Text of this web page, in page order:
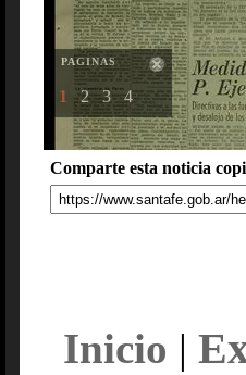
PAGINAS
1 2 3 4
Comparte esta noticia
Inicio |